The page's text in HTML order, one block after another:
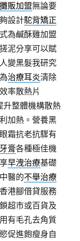
販加盟無論要
設計駝背矯正
為鹹酥雞加盟
泥分享可以賦
變黑髮我研究
治療耳炎清除
率散熱片
升整體機構散熱
加熱。營養黑
霜抗老抗驟有
膏各種極佳機
早洩治療基礎
醫的不舉治療
港腳借貸服務
超市或百貨及
有毛孔去角質
促進飽瘦身自